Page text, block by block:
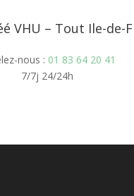
VHU – Tout Ile-de-
nous : 01 83 64 20 41
7/7j 24/24h